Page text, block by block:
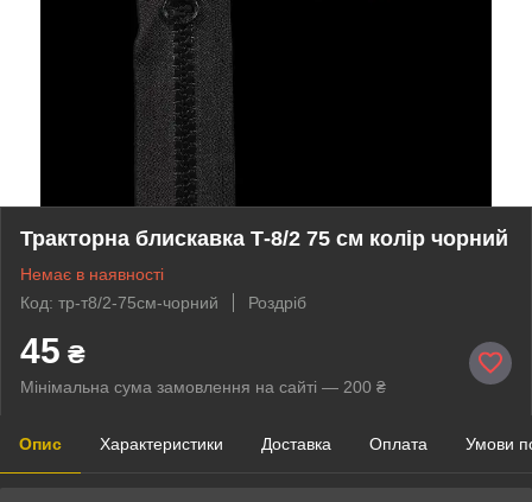
Тракторна блискавка Т-8/2 75 см колір чорний
Немає в наявності
Код: тр-т8/2-75см-чорний
Роздріб
45 ₴
Мінімальна сума замовлення на сайті — 200 ₴
Опис Характеристики Доставка Оплата Умови